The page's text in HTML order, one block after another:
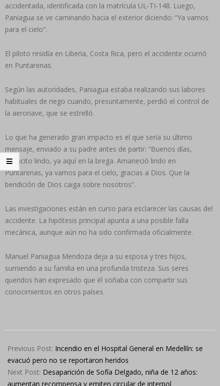
accidentada, identificada con la matrícula UL-TI-148. Luego,
Paniagua se ve caminando hacia el exterior diciendo: “Ya vamos
para el cielo”.
El piloto residía en Liberia, Costa Rica, pero el accidente ocurrió
en Puntarenas.
Según las autoridades, Paniagua estaba realizando sus labores
habituales de riego cuando, presuntamente, perdió el control de
la aeronave, que se estrelló.
Lo que ha generado gran impacto es el que sería su último
mensaje, enviado a su padre antes de partir: “Buenos días,
papacito lindo, ya aquí en la brega. Amaneció lindo en
Puntarenas, ya vamos para el cielo, gracias a Dios. Que la
bendición de Dios caiga sobre nosotros”.
Las investigaciones están en curso para esclarecer las causas del
accidente. La hipótesis principal apunta a una posible falla
mecánica, aunque aún no ha sido confirmada oficialmente.
Manuel Paniagua Mendoza deja a su esposa y tres hijos,
sumiendo a su familia en una profunda tristeza. Sus seres
queridos han expresado que él soñaba con compartir sus
conocimientos en otros países.
10-
15
Previous Post: Incendio en el Hospital General en Medellín: se
evacuó pero no se reportaron heridos
Next Post: Desaparición de Sofía Delgado, niña de 12 años:
aumentan recompensa y emiten circular de interpol